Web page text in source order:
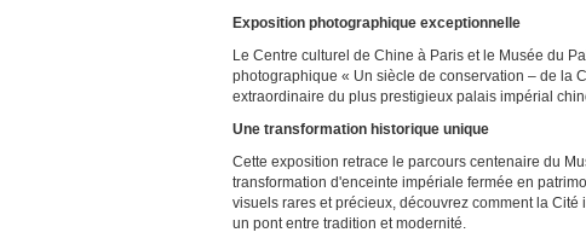
Exposition photographique exceptionnelle
Le Centre culturel de Chine à Paris et le Musée du
photographique « Un siècle de conservation – de la
extraordinaire du plus prestigieux palais impérial
Une transformation historique unique
Cette exposition retrace le parcours centenaire du
transformation d'enceinte impériale fermée en
visuels rares et précieux, découvrez comment la
un pont entre tradition et modernité.